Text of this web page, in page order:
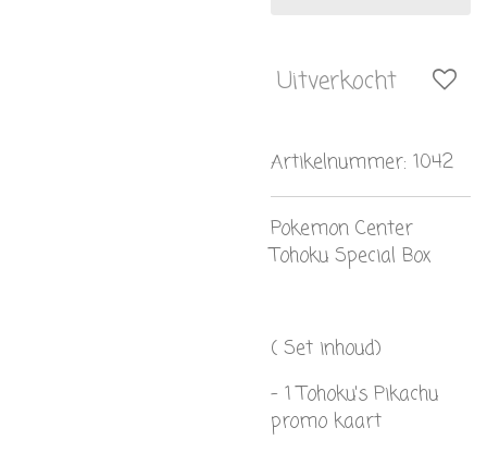
Uitverkocht
Artikelnummer: 1042
Pokemon Center
Tohoku Special Box
( Set inhoud)
- 1 Tohoku's Pikachu
promo kaart